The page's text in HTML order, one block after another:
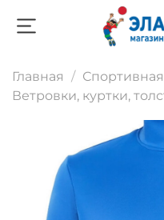
Главная
Ветровки, куртки,